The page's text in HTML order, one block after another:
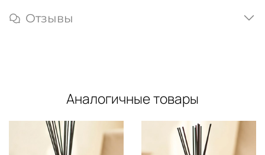
Отзывы
Аналогичные товары